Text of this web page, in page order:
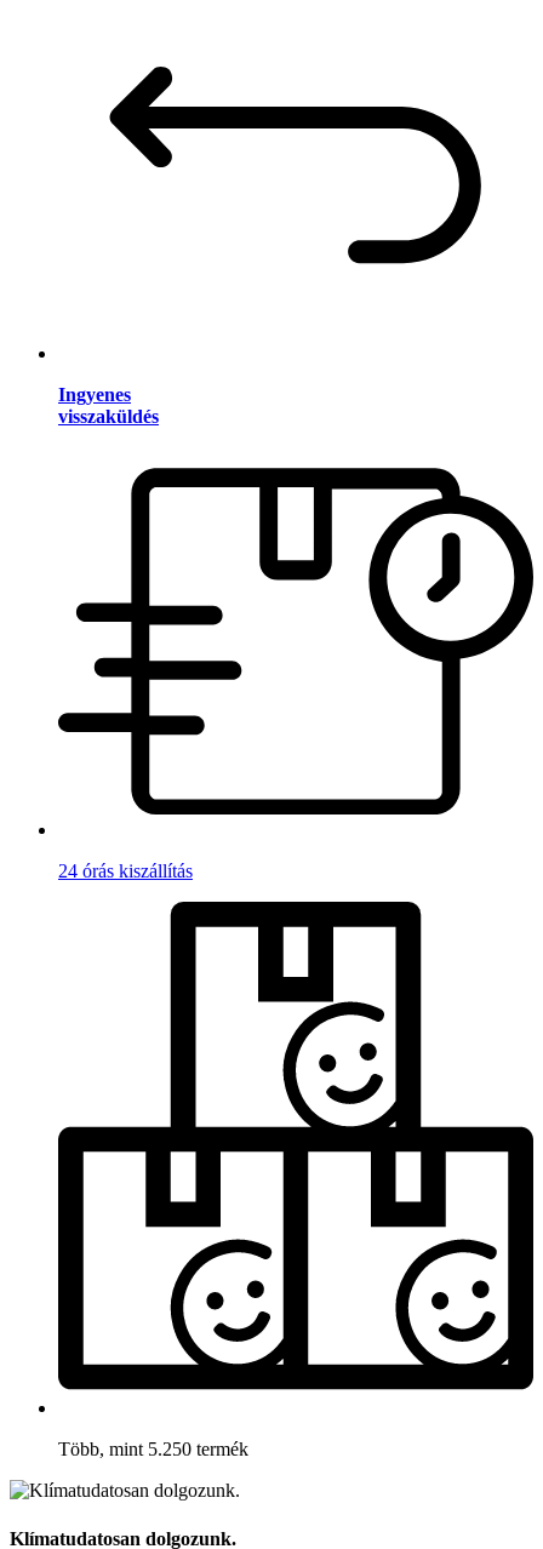
Ingyenes
visszaküldés
24 órás kiszállítás
Több, mint 5.250 termék
Klímatudatosan dolgozunk.